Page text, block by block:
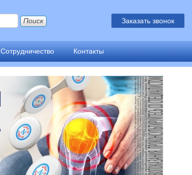
Заказать звонок
Сотрудничество Контакты